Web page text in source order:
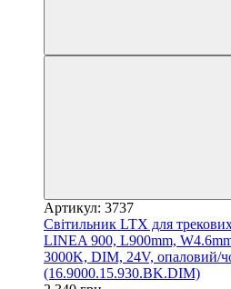
Артикул: 3737
Світильник LTX для
LINEA 900, L900mm,
3000K, DIM, 24V, опаловий/
(16.9000.15.930.BK.DIM)